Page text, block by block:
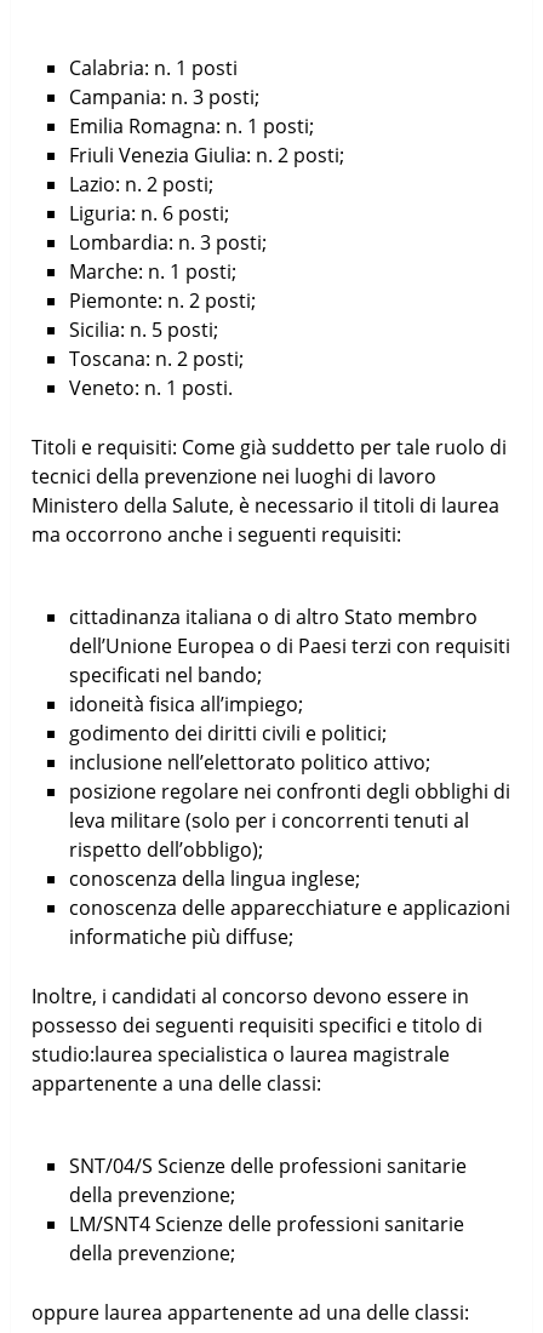
Calabria: n. 1 posti
Campania: n. 3 posti;
Emilia Romagna: n. 1 posti;
Friuli Venezia Giulia: n. 2 posti;
Lazio: n. 2 posti;
Liguria: n. 6 posti;
Lombardia: n. 3 posti;
Marche: n. 1 posti;
Piemonte: n. 2 posti;
Sicilia: n. 5 posti;
Toscana: n. 2 posti;
Veneto: n. 1 posti.
Titoli e requisiti: Come già suddetto per tale ruolo di
tecnici della prevenzione nei luoghi di lavoro
Ministero della Salute, è necessario il titoli di laurea
ma occorrono anche i seguenti requisiti:
cittadinanza italiana o di altro Stato membro
dell’Unione Europea o di Paesi terzi con requisiti
specificati nel bando;
idoneità fisica all’impiego;
godimento dei diritti civili e politici;
inclusione nell’elettorato politico attivo;
posizione regolare nei confronti degli obblighi di
leva militare (solo per i concorrenti tenuti al
rispetto dell’obbligo);
conoscenza della lingua inglese;
conoscenza delle apparecchiature e applicazioni
informatiche più diffuse;
Inoltre, i candidati al concorso devono essere in
possesso dei seguenti requisiti specifici e titolo di
studio:laurea specialistica o laurea magistrale
appartenente a una delle classi:
SNT/04/S Scienze delle professioni sanitarie
della prevenzione;
LM/SNT4 Scienze delle professioni sanitarie
della prevenzione;
oppure laurea appartenente ad una delle classi: